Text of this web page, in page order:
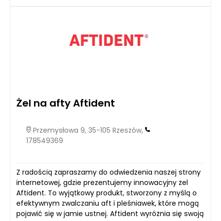
Żel na afty Aftident
Przemysłowa 9, 35-105 Rzeszów,
178549369
Z radością zapraszamy do odwiedzenia naszej strony
internetowej, gdzie prezentujemy innowacyjny żel
Aftident. To wyjątkowy produkt, stworzony z myślą o
efektywnym zwalczaniu aft i pleśniawek, które mogą
pojawić się w jamie ustnej. Aftident wyróżnia się swoją